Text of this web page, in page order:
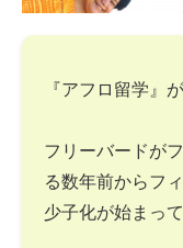
『アフロ留学』
フリーバードが
る数年前からフ
少子化が始まっ